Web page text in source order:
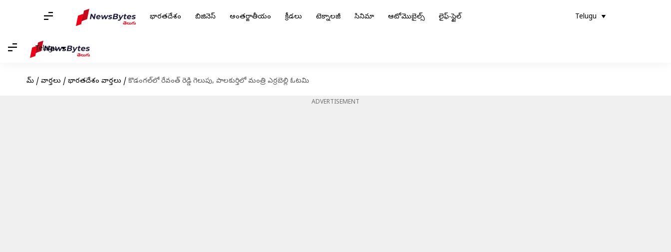
భారతదేశం బిజినెస్ అంతర్జాతీయం క్రీడలు టెక్నాలజీ సినిమా ఆటోమొబైల్స్ లైఫ్-స్టైల్ Telugu
Telugu
హోమ్ / వార్తలు / భారతదేశం వార్తలు / కొడంగల్‌లో రేవంత్ రెడ్డి గెలుపు, పాలకుర్తిలో మంత్రి ఎర్రబెల్లి ఓటమి
ADVERTISEMENT